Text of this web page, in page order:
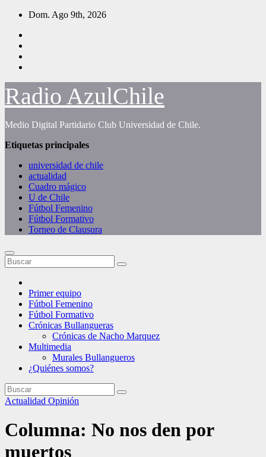
Saltar
contenido
Dom. Ago 9th, 2026
Radio AzulChile
Medio Digital Partidario Club Universidad de Chile.
Etiquetas principales
universidad de chile
actualidad
Cuadro mágico
U de Chile
Fútbol Femenino
Fútbol Formativo
Torneo de Clausura
Primer equipo
Fútbol Femenino
Fútbol Formativo
Crónicas Bullangueras
Crónicas de Nacho Marquez
Multimedia
Murales Bullangueros
¿Quiénes somos?
Actualidad Opinión
Columna: No nos den por
muertos